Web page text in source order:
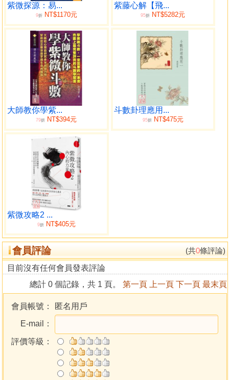
源，採取最佳的解決方案，在激烈的競爭環境中「出奇制
勝、脫穎而出」，立於不敗之地。
如何在「紫微斗數」的命盤中，洞悉人生大道理？
‧學習「紫微斗數」的觀念，從另一個角度思考「紫微斗
數」能給我們那些幫助，協助我們遇到猶而不決的事情，多
一個判斷參考的工具。
‧探討時間與人的關係，介紹一般常用之曆法，時差與命
理的關係，以及命理上所使用的時間為何？探討紫微斗數閏
月排法，時間對「紫微斗數」的影響，時間與人的關係。
‧封神榜故事內容人物性格特性，與紫微斗數星性做一系
列關連性的闡述。以故事方式引導星曜認識，將星曜與星的
特質結合起來。
‧紫微斗數排盤，介紹排盤的方式，排盤應注意的事項，
快速起盤方法，如何排出正確的「紫微斗數」盤。
‧以易經卦理推論星性，星性特質衍生萬物萬事，以系統
觀看紫微斗數星性的推演。
‧次級星來說明，天刑、天姚、天馬、解神、天巫、天
說。
‧流年星曜詳細介紹，長生十二星、博士十二星、將前十
二星、歲前十二星等，共四十八顆星曜。
遠取諸物，近取諸身，可以把眼見的事、物可以歸納到
紫微探源：易...
9折NT$1170元
紫藤心解【飛...
95折 NT$5282元
大師教你學紫...
79折 NT$394元
斗數卦理應用...
95折NT$475元
紫微攻略2 ...
9折NT$405元
會員評論 (共0條評論)
目前沒有任何會員發表評論
總計 0 個記錄，共 1 頁。 第一頁 上一頁 下一頁 最末頁
會員帳號：
匿名用戶
E-mail：
評價等級：